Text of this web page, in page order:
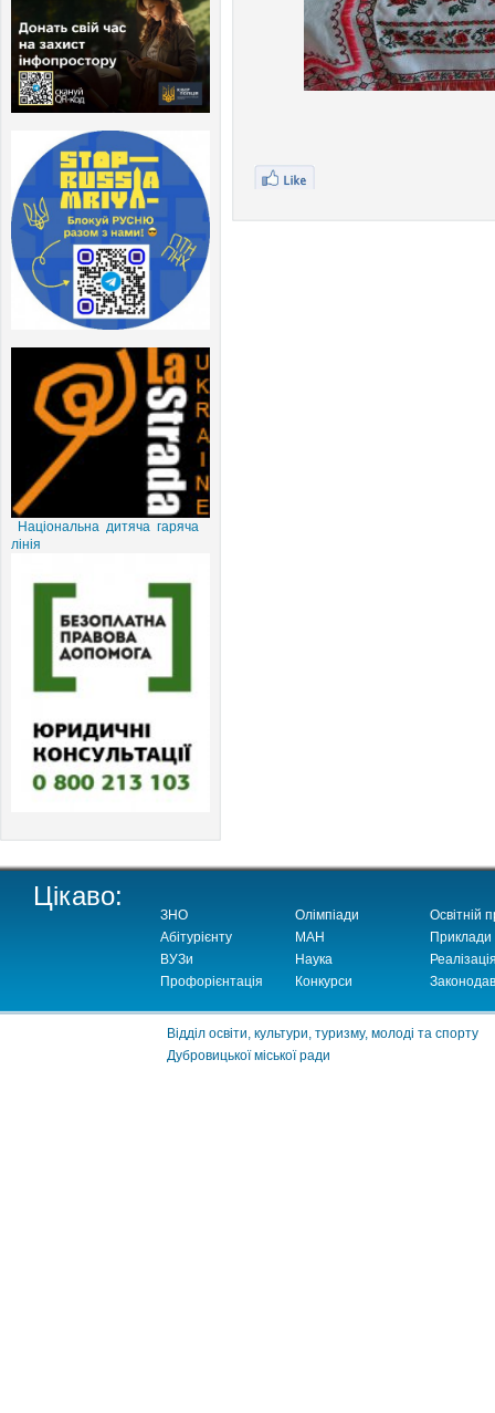
Національна дитяча гаряча
лінія
Цікаво:
ЗНО
Абітурієнту
ВУЗи
Профорієнтація
Олімпіади
МАН
Наука
Конкурси
Освітній
Приклади
Відділ освіти, культури, туризму, молоді та спорту
Дубровицької міської ради